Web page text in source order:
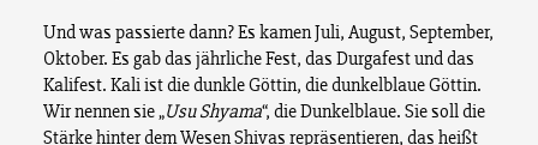
Und was passierte dann? Es kamen Juli, August, September,
Oktober. Es gab das jährliche Fest, das Durgafest und das
Kalifest. Kali ist die dunkle Göttin, die dunkelblaue Göttin.
Wir nennen sie „Usu Shyama“, die Dunkelblaue. Sie soll die
Stärke hinter dem Wesen Shivas repräsentieren, das heißt